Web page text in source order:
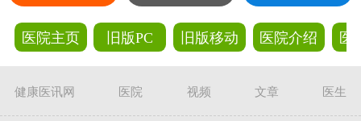
医院主页 旧版PC 旧版移动 医院介绍 医
健康医讯网 医院 视频 文章 医生